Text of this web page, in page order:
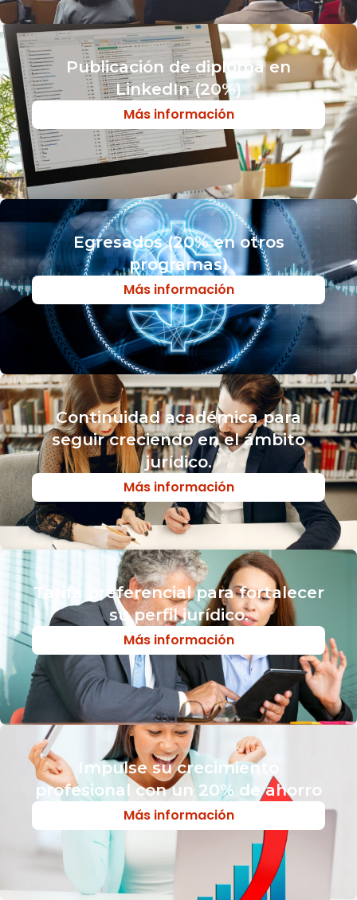
Publicación de diploma en
LinkedIn (20%)
Más información
Egresados (20% en otros
programas)​
Más información
Continuidad académica para
seguir creciendo en el ámbito
jurídico.
Más información
Tarifa preferencial para fortalecer
su perfil jurídico.
Más información
Impulse su crecimiento
profesional con un 20% de ahorro​
Más información